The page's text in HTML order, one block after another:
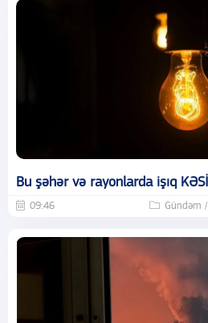
Bu şəhər və rayonlarda işıq
09:46 Gündəm